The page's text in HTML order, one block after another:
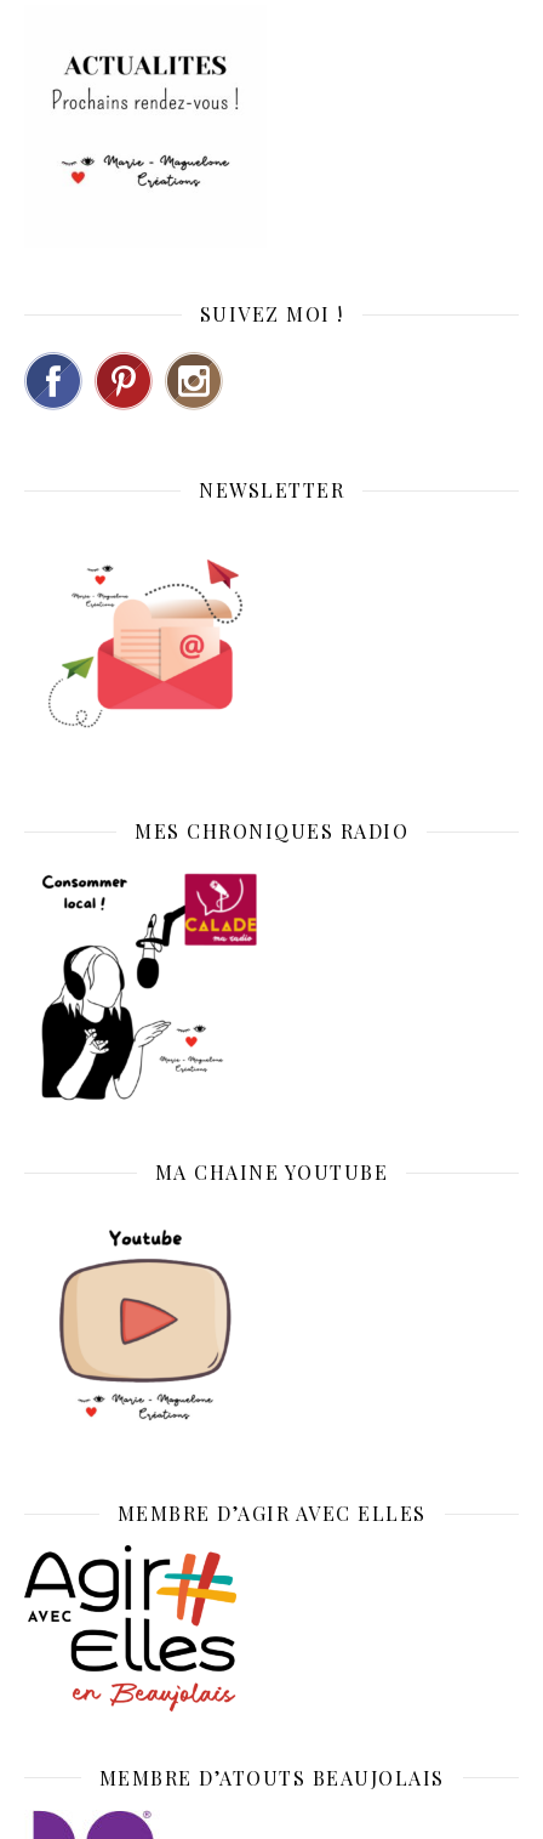
SUIVEZ MOI !
NEWSLETTER
MES CHRONIQUES RADIO
MA CHAINE YOUTUBE
MEMBRE D’AGIR AVEC ELLES
MEMBRE D’ATOUTS BEAUJOLAIS